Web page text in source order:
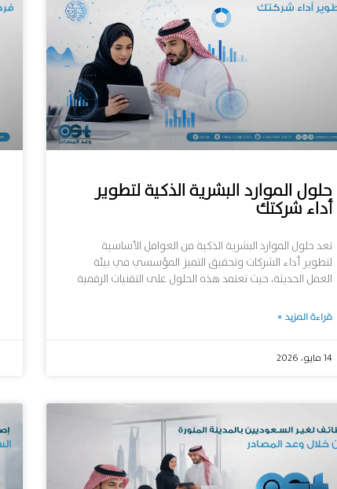
حلول الموارد البشرية الذكية لتطوير
أداء شركتك
تعد حلول الموارد البشرية الذكية من العوامل الأساسية
لتطوير أداء الشركات وتحقيق التميز المؤسسي في بيئة
العمل الحديثة، حيث تعتمد هذه الحلول على التقنيات الرقمية
قراءة المزيد »
14 مايو، 2026